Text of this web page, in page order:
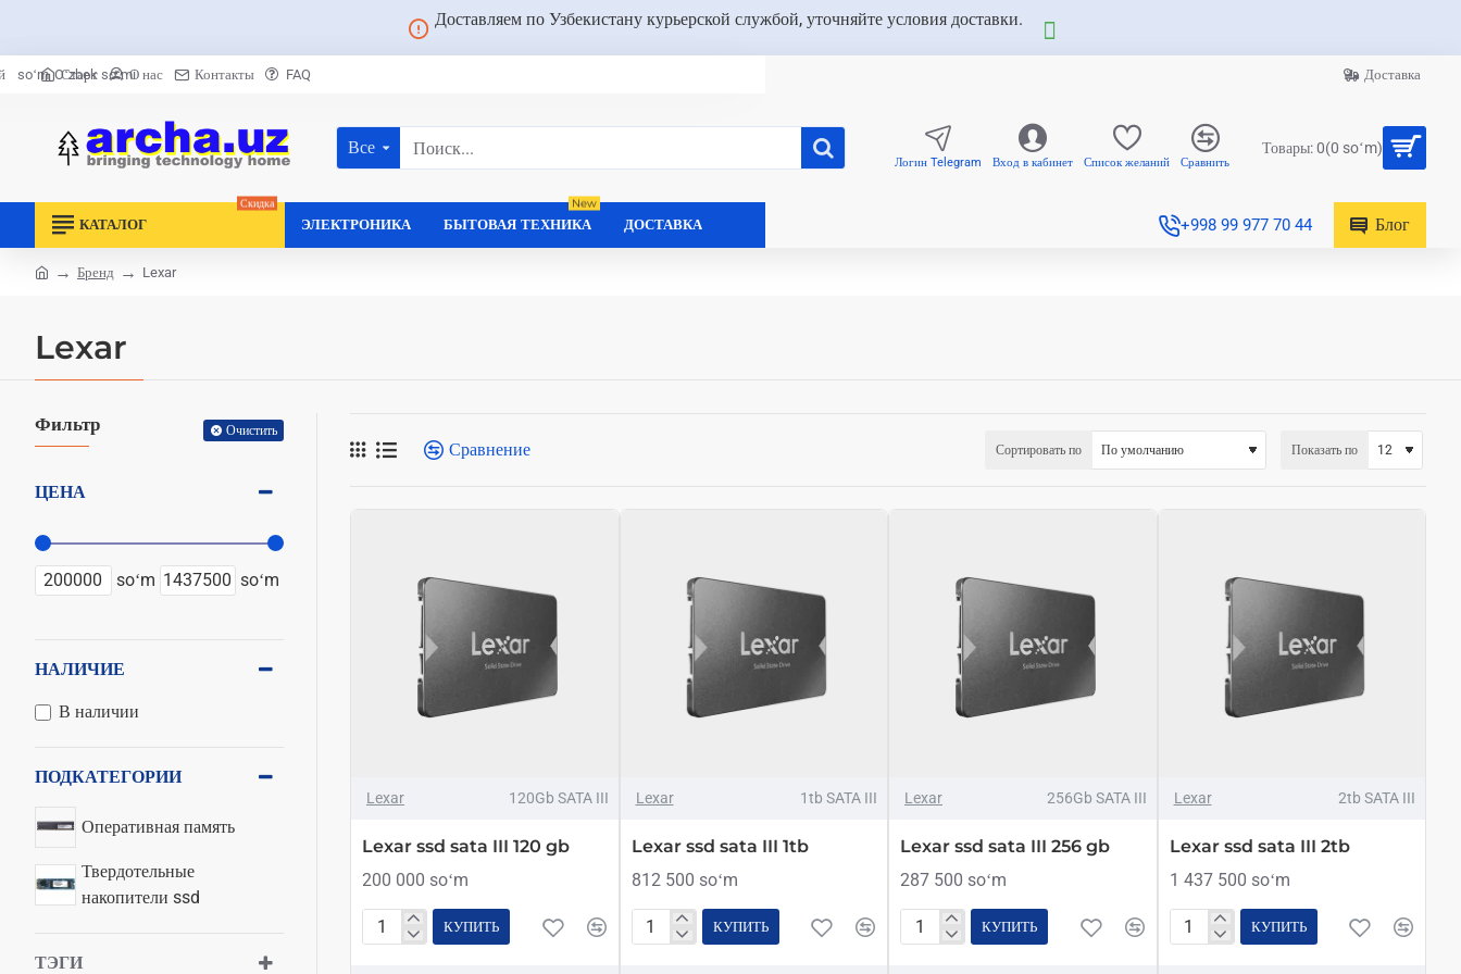
Доставляем по Узбекистану курьерской службой, уточняйте условия доставки.
Старт О нас Контакты FAQ
soʻm Oʻzbek soʻmi Доставка
Все
Поиск... Логин Telegram Вход в кабинет Список желаний Сравнить
Товары: 0(0 soʻm)
КАТАЛОГ
Скидка
ЭЛЕКТРОНИКА БЫТОВАЯ ТЕХНИКА
New
ДОСТАВКА +998 99 977 70 44 Блог
Lexar
Бренд Lexar
Фильтр Очистить
ЦЕНА
soʻm soʻm
НАЛИЧИЕ
В наличии
ПОДКАТЕГОРИИ
Оперативная память
Твердотельные
накопители ssd
ТЭГИ
Сравнение Сортировать по Показать по
Lexar 120Gb SATA III
Lexar ssd sata III 120 gb
200 000 soʻm
Lexar
КУПИТЬ
Lexar 1tb SATA III
Lexar ssd sata III 1tb
812 500 soʻm
Lexar
КУПИТЬ
Lexar 256Gb SATA III
Lexar ssd sata III 256 gb
287 500 soʻm
Lexar
КУПИТЬ
Lexar 2tb SATA III
Lexar ssd sata III 2tb
1 437 500 soʻm
Lexar
КУПИТЬ